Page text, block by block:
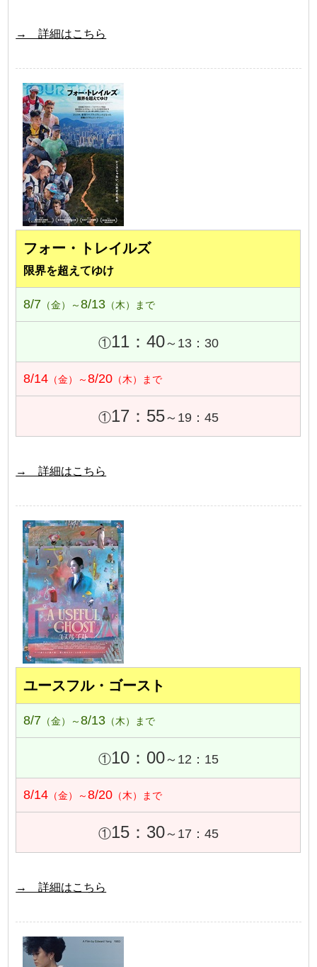
→ 詳細はこちら
フォー・トレイルズ
限界を超えてゆけ
8/7 （金）～8/13 （木）まで
①11：40～13：30
8/14 （金）～8/20 （木）まで
①17：55～19：45
→ 詳細はこちら
ユースフル・ゴースト
8/7 （金）～8/13 （木）まで
①10：00～12：15
8/14 （金）～8/20 （木）まで
①15：30～17：45
→ 詳細はこちら